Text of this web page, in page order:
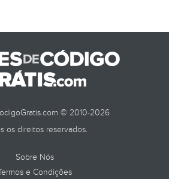
© 2010-2026
os direitos reservados.
Sobre Nós
e Condições